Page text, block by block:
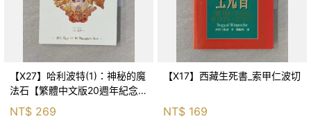
【X27】哈利波特(1)：神秘的魔
法石【繁體中文版20週年紀念】
NT$ 269
【X17】西藏生死書_索甲仁波切
NT$ 169